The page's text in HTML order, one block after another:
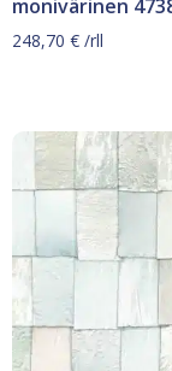
monivärinen
248,70 € /rll